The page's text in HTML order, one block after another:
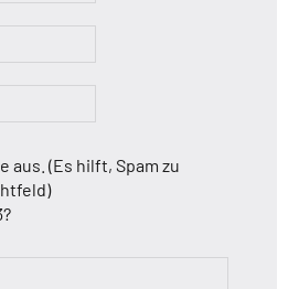
aus. (Es hilft, Spam zu